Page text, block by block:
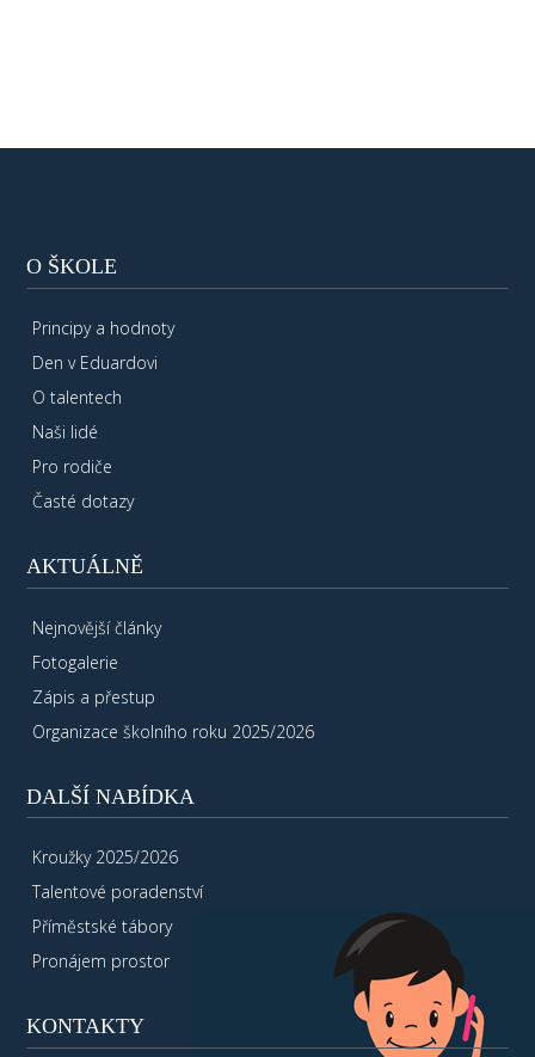
O ŠKOLE
Principy a hodnoty
Den v Eduardovi
O talentech
Naši lidé
Pro rodiče
Časté dotazy
AKTUÁLNĚ
Nejnovější články
Fotogalerie
Zápis a přestup
Organizace školního roku 2025/2026
DALŠÍ NABÍDKA
Kroužky 2025/2026
Talentové poradenství
Příměstské tábory
Pronájem prostor
KONTAKTY